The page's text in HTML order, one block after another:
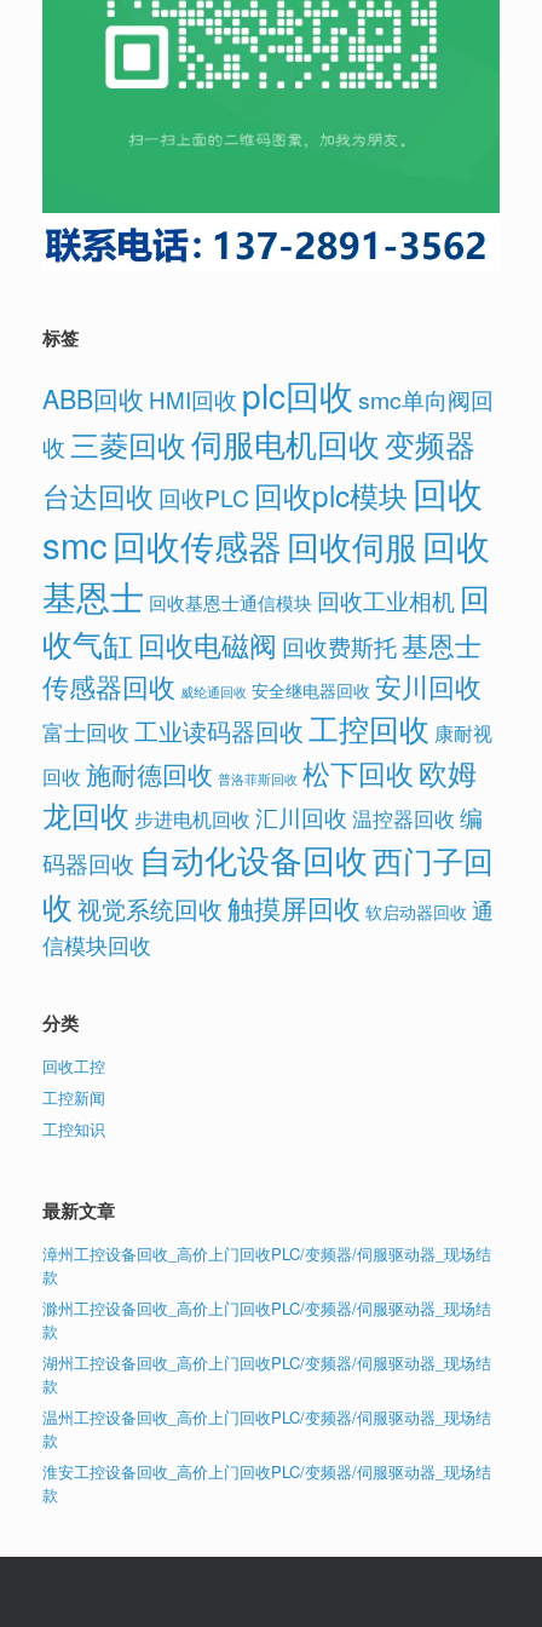
标签
ABB回收 HMI回收 plc回收 smc单向阀回
收三菱回收伺服电机回收变频器
台达回收 回收PLC 回收plc模块 回收
smc回收传感器回收伺服 回收
基恩士 回收基恩士通信模块 回收工业相机 回
收气缸 回收电磁阀 回收费斯托基恩士
传感器回收 威纶通回收 安全继电器回收 安川回收
富士回收工业读码器回收工控回收 康耐视
回收 施耐德回收 普洛菲斯回收 松下回收欧姆
龙回收 步进电机回收 汇川回收 温控器回收 编
码器回收 自动化设备回收西门子回
收视觉系统回收触摸屏回收 软启动器回收 通
信模块回收
分类
回收工控
工控新闻
工控知识
最新文章
漳州工控设备回收_高价上门回收PLC/变频器/伺服驱动器_现场结
款
滁州工控设备回收_高价上门回收PLC/变频器/伺服驱动器_现场结
款
湖州工控设备回收_高价上门回收PLC/变频器/伺服驱动器_现场结
款
温州工控设备回收_高价上门回收PLC/变频器/伺服驱动器_现场结
款
淮安工控设备回收_高价上门回收PLC/变频器/伺服驱动器_现场结
款